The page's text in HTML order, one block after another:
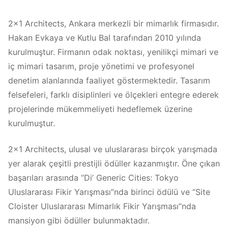
2×1 Architects, Ankara merkezli bir mimarlık firmasıdır.
Hakan Evkaya ve Kutlu Bal tarafından 2010 yılında
kurulmuştur. Firmanın odak noktası, yenilikçi mimari ve
iç mimari tasarım, proje yönetimi ve profesyonel
denetim alanlarında faaliyet göstermektedir. Tasarım
felsefeleri, farklı disiplinleri ve ölçekleri entegre ederek
projelerinde mükemmeliyeti hedeflemek üzerine
kurulmuştur.
2×1 Architects, ulusal ve uluslararası birçok yarışmada
yer alarak çeşitli prestijli ödüller kazanmıştır. Öne çıkan
başarıları arasında “Di’ Generic Cities: Tokyo
Uluslararası Fikir Yarışması”nda birinci ödülü ve “Site
Cloister Uluslararası Mimarlık Fikir Yarışması”nda
mansiyon gibi ödüller bulunmaktadır.